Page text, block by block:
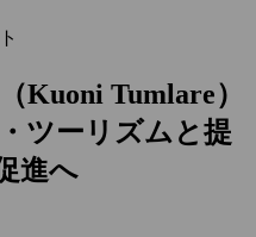
Kuoni Tumlare）
ツーリズムと提
進へ